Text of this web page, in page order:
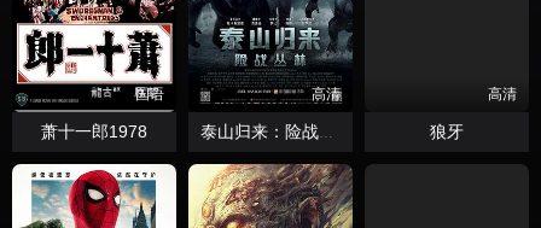
国语
萧十一郎1978
高清
泰山归来：险战丛林国语
高清
狼牙